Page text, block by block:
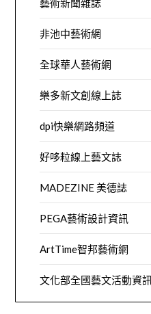
藝術新聞雜誌
非池中藝術網
全球華人藝術網
樂多新文創線上誌
dpi快樂網路頻道
好哆粒線上藝文誌
MADEZINE 美德誌
PEGA藝術設計資訊
ArtTime智邦藝術網
文化部全國藝文活動資